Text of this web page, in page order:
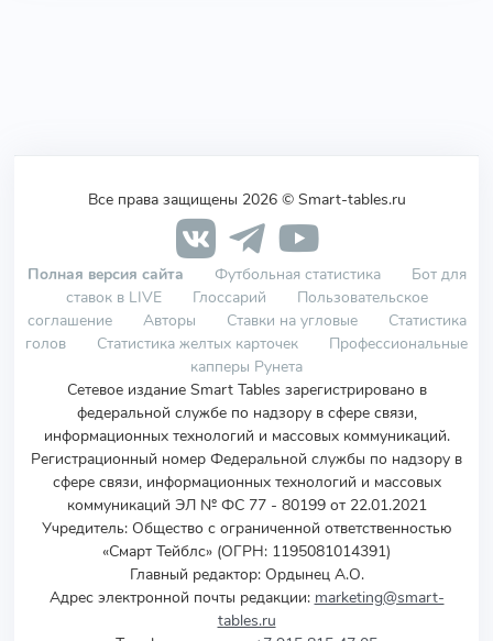
Все права защищены 2026 © Smart-tables.ru
Полная версия сайта Футбольная статистика
Бот для
ставок в LIVE
Глоссарий
Пользовательское
соглашение
Авторы Ставки на угловые
Статистика
голов
Статистика желтых карточек
Профессиональные
капперы Рунета
Сетевое издание Smart Tables зарегистрировано в
федеральной службе по надзору в сфере связи,
информационных технологий и массовых коммуникаций.
Регистрационный номер Федеральной службы по надзору в
сфере связи, информационных технологий и массовых
коммуникаций ЭЛ № ФС 77 - 80199 от 22.01.2021
Учредитель: Общество с ограниченной ответственностью
«Смарт Тейблс» (ОГРН: 1195081014391)
Главный редактор: Ордынец А.О.
Адрес электронной почты редакции: marketing@smart-
tables.ru